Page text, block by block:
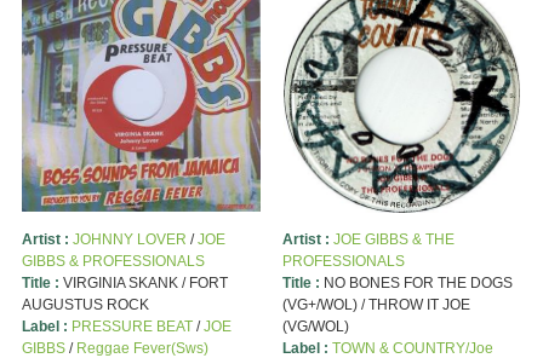
Artist : JOHNNY LOVER /JOE
GIBBS & PROFESSIONALS
Title : VIRGINIA SKANK / FORT
AUGUSTUS ROCK
Label : PRESSURE BEAT/JOE
GIBBS/ Reggae Fever(Sws)
Artist : JOE GIBBS & THE
PROFESSIONALS
Title : NO BONES FOR THE DOGS
(VG+/WOL) / THROW IT JOE
(VG/WOL)
Label : TOWN & COUNTRY/Joe